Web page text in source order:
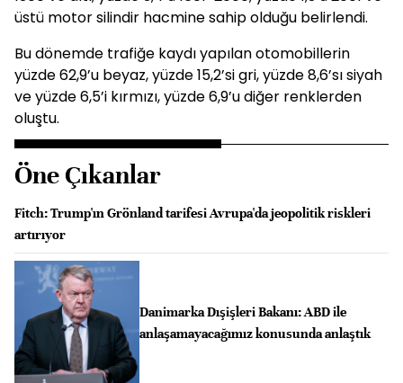
üstü motor silindir hacmine sahip olduğu belirlendi.
Bu dönemde trafiğe kaydı yapılan otomobillerin
yüzde 62,9’u beyaz, yüzde 15,2’si gri, yüzde 8,6’sı siyah
ve yüzde 6,5’i kırmızı, yüzde 6,9’u diğer renklerden
oluştu.
Öne Çıkanlar
Fitch: Trump'ın Grönland tarifesi Avrupa'da jeopolitik riskleri
artırıyor
Danimarka Dışişleri Bakanı: ABD ile
anlaşamayacağımız konusunda anlaştık